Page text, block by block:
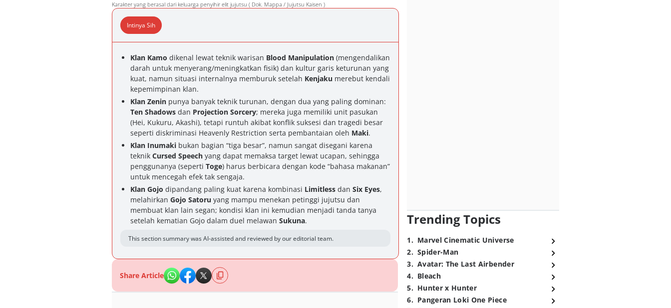
Karakter yang berasal dari keluarga penyihir elit jujutsu ( Dok. Mappa / Jujutsu Kaisen )
Intinya Sih
Klan Kamo dikenal lewat teknik warisan Blood Manipulation (mengendalikan
darah untuk menyerang/meningkatkan fisik) dan kultur garis keturunan yang
kuat, namun situasi internalnya memburuk setelah Kenjaku merebut kendali
kepemimpinan klan.
Klan Zenin punya banyak teknik turunan, dengan dua yang paling dominan:
Ten Shadows dan Projection Sorcery; mereka juga memiliki unit pasukan
(Hei, Kukuru, Akashi), tetapi runtuh akibat konflik suksesi dan tragedi besar
seperti diskriminasi Heavenly Restriction serta pembantaian oleh Maki.
Klan Inumaki bukan bagian “tiga besar”, namun sangat disegani karena
teknik Cursed Speech yang dapat memaksa target lewat ucapan, sehingga
penggunanya (seperti Toge) harus berbicara dengan kode “bahasa makanan”
untuk mencegah efek tak sengaja.
Klan Gojo dipandang paling kuat karena kombinasi Limitless dan Six Eyes,
melahirkan Gojo Satoru yang mampu menekan petinggi jujutsu dan
membuat klan lain segan; kondisi klan ini kemudian menjadi tanda tanya
setelah kematian Gojo dalam duel melawan Sukuna.
This section summary was AI-assisted and reviewed by our editorial team.
Share Article
Trending Topics
1. Marvel Cinematic Universe
2. Spider-Man
3. Avatar: The Last Airbender
4. Bleach
5. Hunter x Hunter
6. Pangeran Loki One Piece